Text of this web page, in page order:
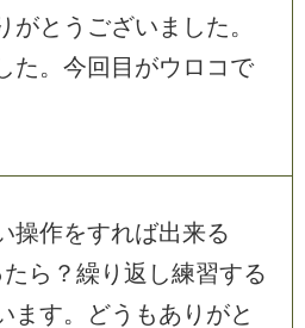
がと う ござい ま した。
た。 今回 目 がウ ロ コ で
操作をすれば出来る
た ら ？ 繰 り 返 し練習する
ま す。 どう もあ り がと